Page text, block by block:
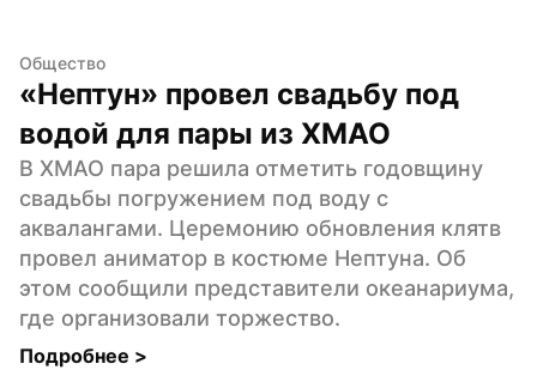
Общество
«Нептун» провел свадьбу под
водой для пары из ХМАО
В ХМАО пара решила отметить годовщину
свадьбы погружением под воду с
аквалангами. Церемонию обновления клятв
провел аниматор в костюме Нептуна. Об
этом сообщили представители океанариума,
где организовали торжество.
Подробнее >